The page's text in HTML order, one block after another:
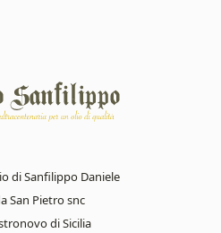
di Sanfilippo Daniele
San Pietro snc
di Sicilia